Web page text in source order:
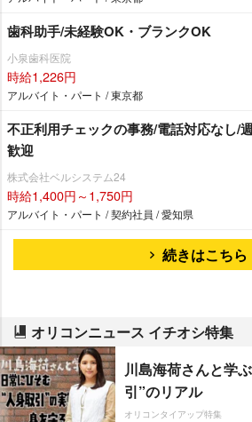
歯科助手/未経験OK・ブランクOK
小泉歯科医院
時給1,226円
アルバイト・パート / 東京都
不正利用チェックの事務/電話対応なし/
歓迎
株式会社ベルシステム24
時給1,400円～1,750円
アルバイト・パート / 契約社員 / 愛知県
続きはこちら
オリコンニュース イチオシ特集
川島海荷さんと学
引”のリアル
オリコンタイアップ特集